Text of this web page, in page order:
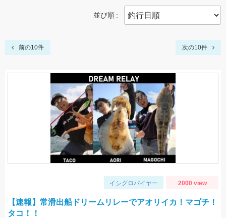
並び順
前の10件 次の10件
イシグロバイヤー 2000 view
【速報】常滑出船ドリームリレーでアオリイカ！マゴチ！
タコ！！